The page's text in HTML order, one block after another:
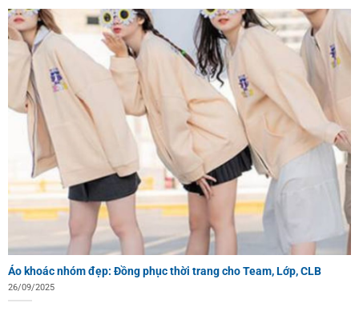
Áo khoác nhóm đẹp: Đồng phục thời trang cho Team, Lớp, CLB
26/09/2025